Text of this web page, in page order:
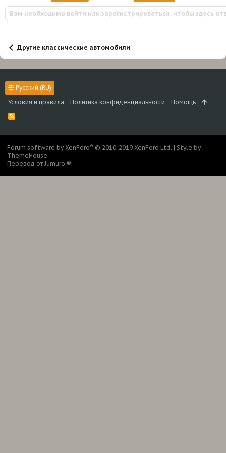
и
и
:
Вам необходимо войти или зарегистрироваться, чтобы здесь
Другие классические автомобили
Русский (RU)
Условия и правила
Политика конфиденциальности Помощь
R
S
Forum software by XenForo® © 2010-2019 XenForo Ltd. | Style by
ThemeHouse
Перевод от Jumuro ®